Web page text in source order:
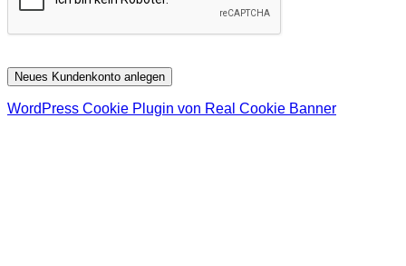
Neues Kundenkonto anlegen
WordPress Cookie Plugin von Real Cookie Banner